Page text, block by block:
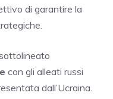
di garantire la
con gli alleati russi
dall’Ucraina.